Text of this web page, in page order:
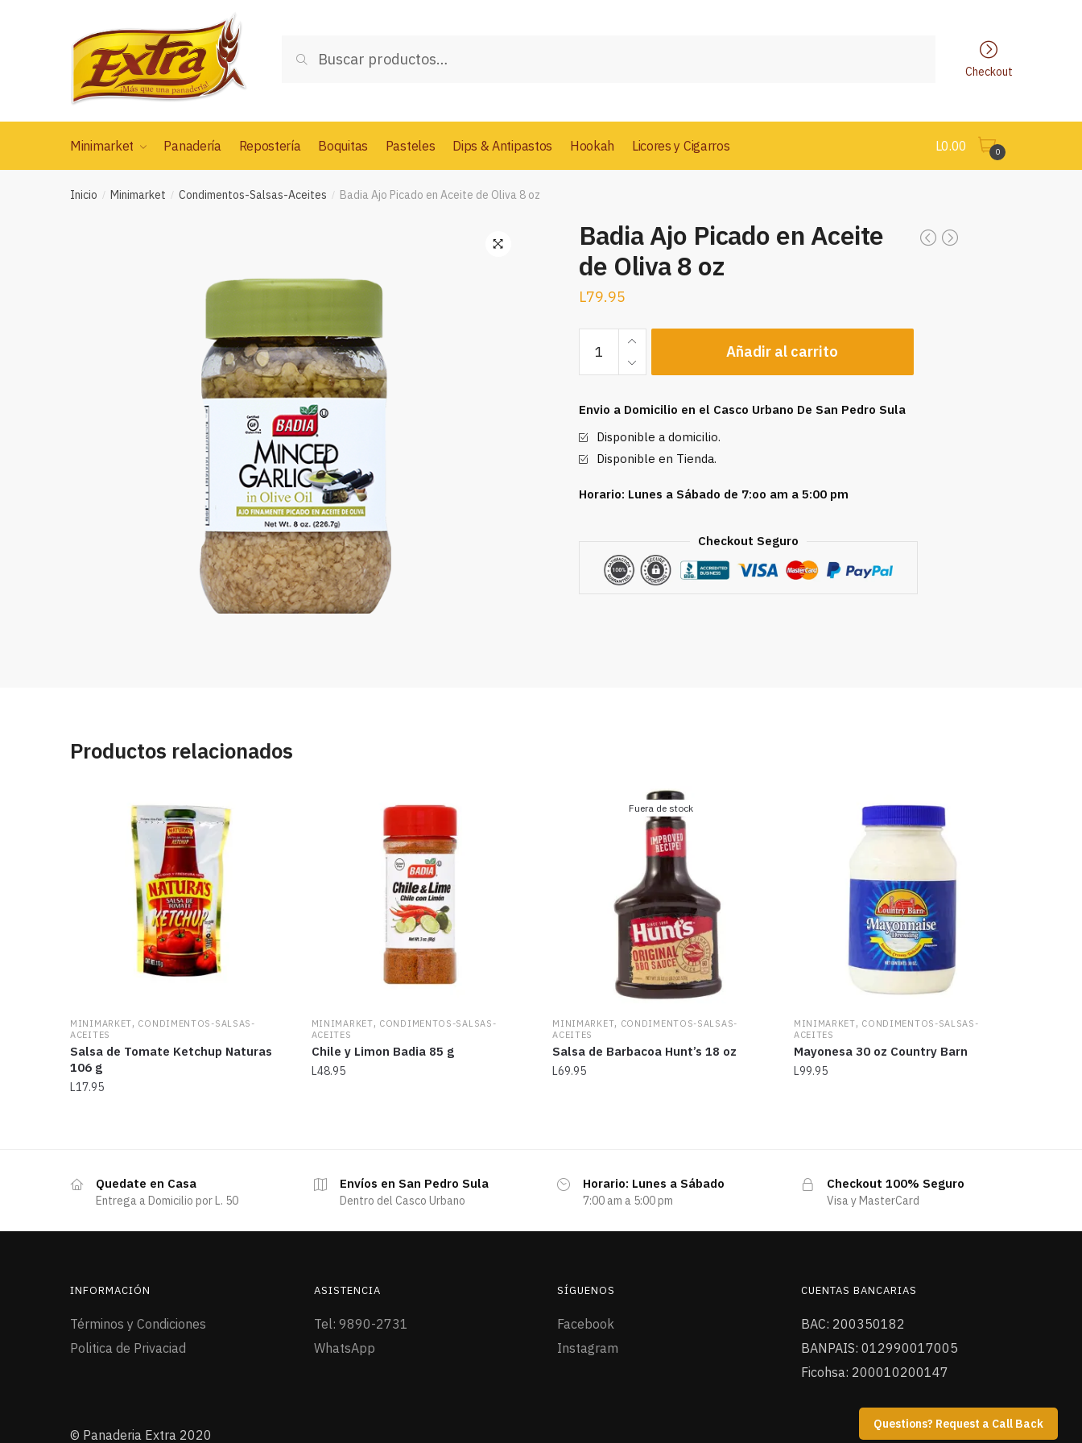
por:
Buscar
Checkout
Minimarket Panadería Repostería Boquitas Pasteles Dips & Antipastos Hookah Licores y Cigarros L0.00 0
Inicio / Minimarket / Condimentos-Salsas-Aceites / Badia Ajo Picado en Aceite de Oliva 8 oz
Badia Ajo Picado en Aceite
de Oliva 8 oz
L79.95
Ajo
Picado
Aceite
de
Oliva
oz
Añadir al carrito
Envio a Domicilio en el Casco Urbano De San Pedro Sula
Disponible a domicilio.
Disponible en Tienda.
Horario: Lunes a Sábado de 7:oo am a 5:00 pm
Checkout Seguro
Questions? Request a Call Back
Productos relacionados
MINIMARKET, CONDIMENTOS-SALSAS-
ACEITES
Salsa de Tomate Ketchup Naturas
106 g
L17.95
MINIMARKET, CONDIMENTOS-SALSAS-
ACEITES
Chile y Limon Badia 85 g
L48.95
Fuera de stock
MINIMARKET, CONDIMENTOS-SALSAS-
ACEITES
Salsa de Barbacoa Hunt’s 18 oz
L69.95
MINIMARKET, CONDIMENTOS-SALSAS-
ACEITES
Mayonesa 30 oz Country Barn
L99.95
Quedate en Casa
Entrega a Domicilio por L. 50
Envíos en San Pedro Sula
Dentro del Casco Urbano
Horario: Lunes a Sábado
7:00 am a 5:00 pm
Checkout 100% Seguro
Visa y MasterCard
INFORMACIÓN
Términos y Condiciones
Politica de Privaciad
ASISTENCIA
Tel: 9890-2731
WhatsApp
SÍGUENOS
Facebook
Instagram
CUENTAS BANCARIAS
BAC: 200350182
BANPAIS: 012990017005
Ficohsa: 200010200147
© Panaderia Extra 2020